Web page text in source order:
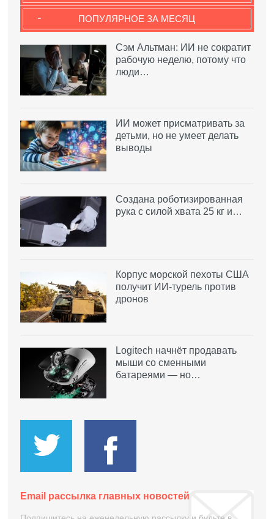
ПОПУЛЯРНОЕ ЗА МЕСЯЦ
-
Сэм Альтман: ИИ не сократит
рабочую неделю, потому что
люди…
ИИ может присматривать за
детьми, но не умеет делать
выводы
Создана роботизированная
рука с силой хвата 25 кг и…
Корпус морской пехоты США
получит ИИ-турель против
дронов
Logitech начнёт продавать
мыши со сменными
батареями — но…
Email рассылка главных новостей